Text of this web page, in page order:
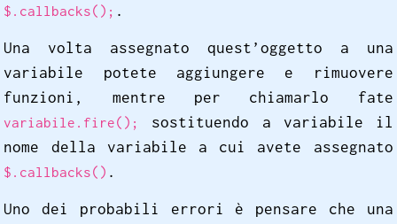
$.callbacks(); .
Una volta assegnato quest’oggetto a una
variabile potete aggiungere e rimuovere
funzioni, mentre per chiamarlo fate
variabile.fire();
sostituendo a variabile il
nome della variabile a cui avete assegnato
$.callbacks() .
Uno dei probabili errori è pensare che una